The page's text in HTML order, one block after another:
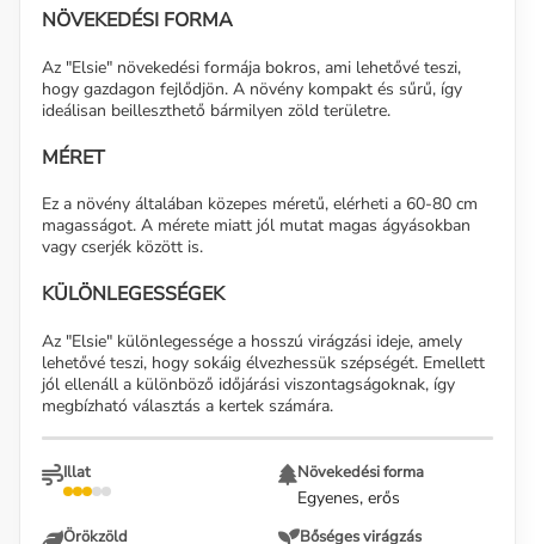
NÖVEKEDÉSI FORMA
Az "Elsie" növekedési formája bokros, ami lehetővé teszi,
hogy gazdagon fejlődjön. A növény kompakt és sűrű, így
ideálisan beilleszthető bármilyen zöld területre.
MÉRET
Ez a növény általában közepes méretű, elérheti a 60-80 cm
magasságot. A mérete miatt jól mutat magas ágyásokban
vagy cserjék között is.
KÜLÖNLEGESSÉGEK
Az "Elsie" különlegessége a hosszú virágzási ideje, amely
lehetővé teszi, hogy sokáig élvezhessük szépségét. Emellett
jól ellenáll a különböző időjárási viszontagságoknak, így
megbízható választás a kertek számára.
Illat Növekedési forma
Egyenes, erős
Örökzöld Bőséges virágzás